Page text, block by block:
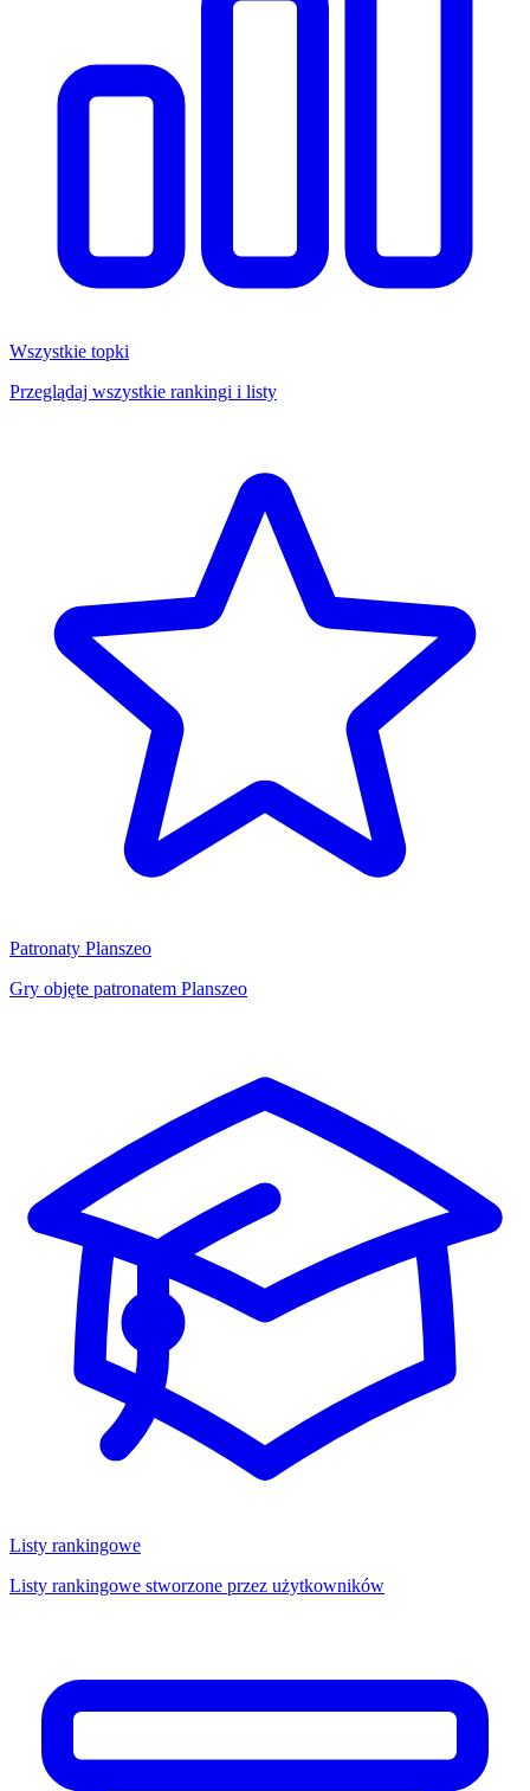
Wszystkie topki
Przeglądaj wszystkie rankingi i listy
Patronaty Planszeo
Gry objęte patronatem Planszeo
Listy rankingowe
Listy rankingowe stworzone przez użytkowników